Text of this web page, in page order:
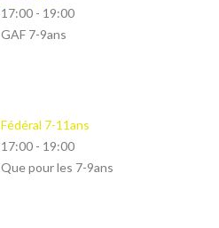
17:00 - 19:00
GAF 7-9ans
Fédéral 7-11ans
17:00 - 19:00
Que pour les 7-9ans